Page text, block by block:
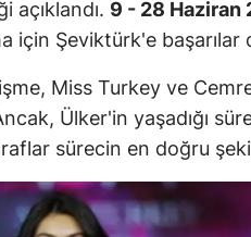
Iğdır
Kilis
açıklandı. 9 - 28
için Şeviktürk'e başarılar
Miss Turkey ve
Ülker'in yaşadığı
sürecin en doğru